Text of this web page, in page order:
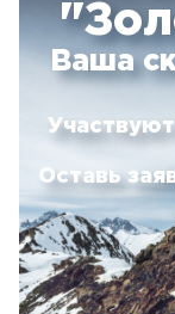
Ваша
Участвуют
Оставь